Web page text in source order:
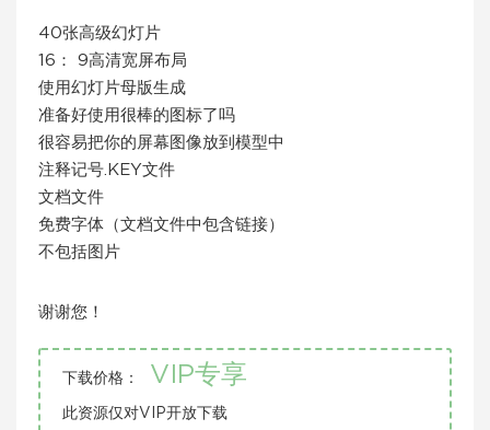
40张高级幻灯片
16： 9高清宽屏布局
使用幻灯片母版生成
准备好使用很棒的图标了吗
很容易把你的屏幕图像放到模型中
注释记号.KEY文件
文档文件
免费字体（文档文件中包含链接）
不包括图片
谢谢您！
下载价格： VIP专享
此资源仅对VIP开放下载